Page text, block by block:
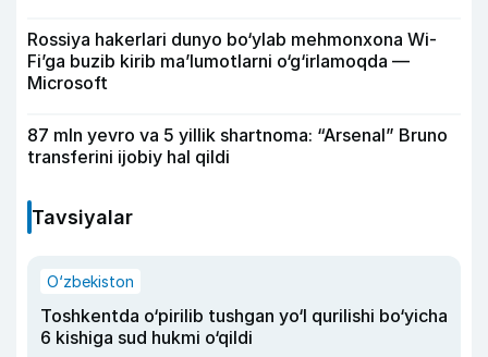
Rossiya hakerlari dunyo bo‘ylab mehmonxona Wi-
Fi’ga buzib kirib ma’lumotlarni o‘g‘irlamoqda —
Microsoft
87 mln yevro va 5 yillik shartnoma: “Arsenal” Bruno
transferini ijobiy hal qildi
Tavsiyalar
O‘zbekiston
Toshkentda o‘pirilib tushgan yo‘l qurilishi bo‘yicha
6 kishiga sud hukmi o‘qildi